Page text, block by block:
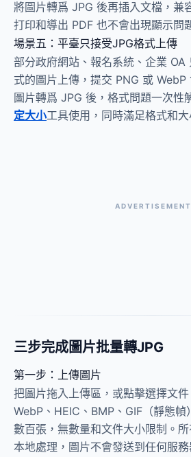
將圖片轉爲 JPG 後再插入文檔，兼
打印和導出 PDF 也不會出現顯示問
場景五：平臺只接受JPG格式上傳
部分政府網站、報名系統、企業 OA
式的圖片上傳，提交 PNG 或
圖片轉爲 JPG 後，格式問題一次性
定大小工具使用，同時滿足格式和大
ADVERTISEMENT
三步完成圖片批量轉JPG
第一步：上傳圖片
把圖片拖入上傳區，或點擊選擇文件
WebP、HEIC、BMP、GIF（靜態
數百張，無數量和文件大小限制。
本地處理，圖片不會發送到任何服